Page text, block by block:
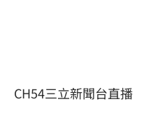
CH54三立新聞台直播